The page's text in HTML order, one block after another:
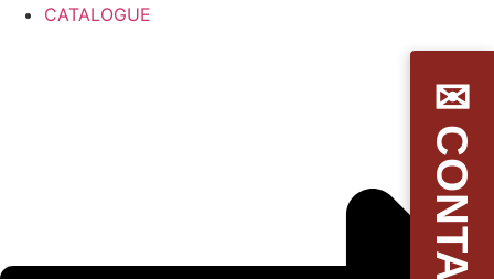
CATALOGUE